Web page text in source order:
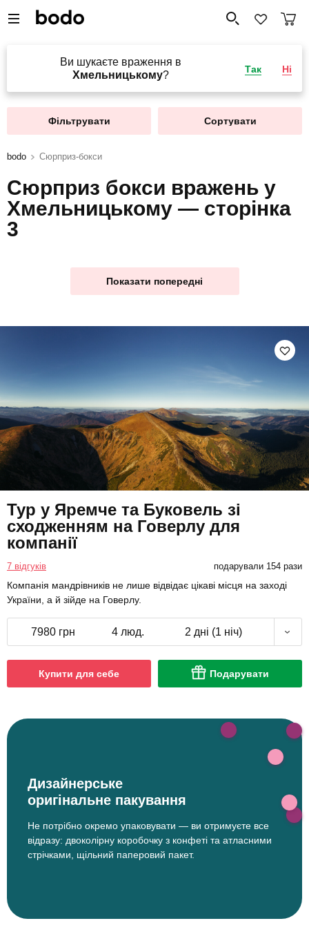
Ви шукаєте враження в
Хмельницькому?
Так Ні
Фільтрувати Сортувати
bodo Сюрприз-бокси
Сюрприз бокси вражень у
Хмельницькому — сторінка
3
Показати попередні
Тур у Яремче та Буковель зі
сходженням на Говерлу для
компанії
7 відгуків подарували 154 рази
Компанія мандрівників не лише відвідає цікаві місця на заході
України, а й зійде на Говерлу.
7980 грн 4 люд. 2 дні (1 ніч)
Купити для себе Подарувати
Дизайнерське
оригінальне пакування
Не потрібно окремо упаковувати — ви отримуєте все
відразу: двоколірну коробочку з конфеті та атласними
стрічками, щільний паперовий пакет.